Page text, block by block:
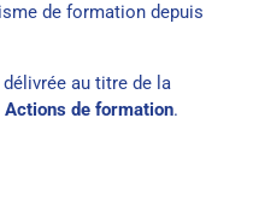
de formation depuis
au titre de la
Actions de formation.